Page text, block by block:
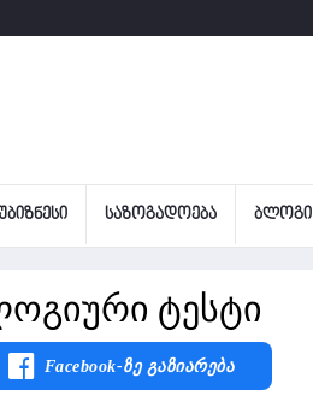
ᲡᲐᲖᲝᲒᲐᲓᲝᲔᲑᲐ ᲑᲚᲝᲒᲘ
ტესტი
Facebook-Ზე Გაზიარება